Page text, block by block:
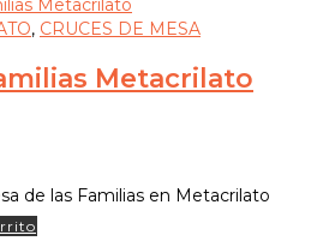
, CRUCES DE MESA
Metacrilato
de las Familias en Metacrilato